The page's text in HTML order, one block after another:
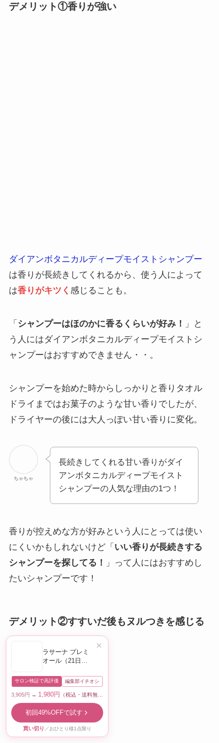
デメリット①香りが強い
ダイアンボタニカルディープモイストシャンプー
は香りが長続きしてくれるから、使う人によって
は香りがキツく 感じることも。
「 シャンプーはほのかに香るくらいが好み！
」と
う人にはダイアンボタニカルディープモイストシ
ャンプーはおすすめできません・・。
シャンプーを始めた時からしっかりと香りタオル
ドライまではお菓子のような甘い香りでしたが、
ドライヤーの後には大人っぽい甘い香りに変化。
ちゃちゃ
長続きしてくれる甘い香りがダイ
アンボタニカルディープモイスト
シャンプーの人気な理由の1つ！
香りが控えめな方が好みという人にとっては使い
にくいかもしれないけど「 いい香りが長続きする
シャンプーを探してる！
」って人にはおすすめし
たいシャンプーです！
デメリット②すすいだ後もヌルつきを感じる
ラサーナ プレミ
オール（21日間
サロン検証で高評価 編集部イチオシ
3,905円 → 1,980円 （税込・送料無料）
初回49%OFFで試す
買い切り ／おひとり様1点限り